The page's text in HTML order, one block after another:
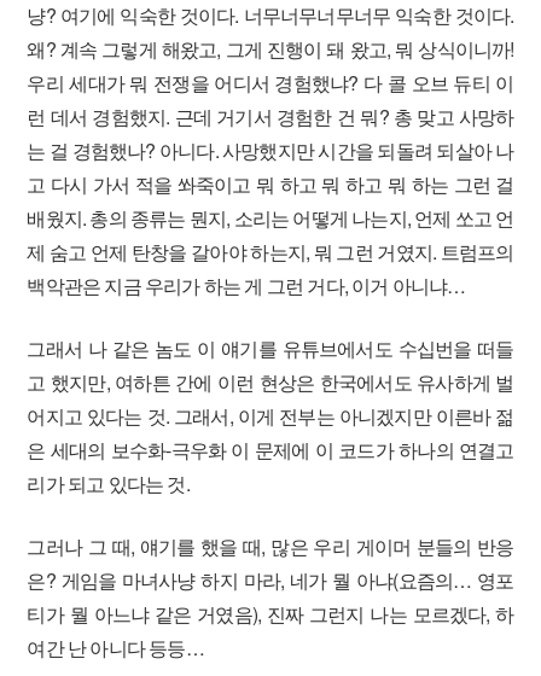
냥? 여기에 익숙한 것이다. 너무너무너무너무 익숙한 것이다.
왜? 계속 그렇게 해왔고, 그게 진행이 돼 왔고, 뭐 상식이니까!
우리 세대가 뭐 전쟁을 어디서 경험했냐? 다 콜 오브 듀티 이
런 데서 경험했지. 근데 거기서 경험한 건 뭐? 총 맞고 사망하
는 걸 경험했나? 아니다. 사망했지만 시간을 되돌려 되살아 나
고 다시 가서 적을 쏴죽이고 뭐 하고 뭐 하고 뭐 하는 그런 걸
배웠지. 총의 종류는 뭔지, 소리는 어떻게 나는지, 언제 쏘고 언
제 숨고 언제 탄창을 갈아야 하는지, 뭐 그런 거였지. 트럼프의
백악관은 지금 우리가 하는 게 그런 거다, 이거 아니냐…
그래서 나 같은 놈도 이 얘기를 유튜브에서도 수십번을 떠들
고 했지만, 여하튼 간에 이런 현상은 한국에서도 유사하게 벌
어지고 있다는 것. 그래서, 이게 전부는 아니겠지만 이른바 젊
은 세대의 보수화-극우화 이 문제에 이 코드가 하나의 연결고
리가 되고 있다는 것.
그러나 그 때, 얘기를 했을 때, 많은 우리 게이머 분들의 반응
은? 게임을 마녀사냥 하지 마라, 네가 뭘 아냐(요즘의… 영포
티가 뭘 아느냐 같은 거였음), 진짜 그런지 나는 모르겠다, 하
여간 난 아니다 등등…